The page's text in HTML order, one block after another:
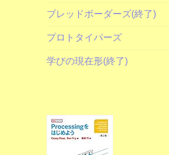
ブレッドボーダーズ(終了)
プロトタイパーズ
学びの現在形(終了)